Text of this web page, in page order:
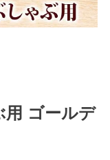
用 ゴールデ